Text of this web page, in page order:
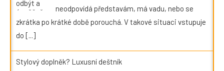
neodpovídá představám, má vadu, nebo se
zkrátka po krátké době porouchá. V takové situaci vstupuje
do [...]
Stylový doplněk? Luxusní deštník